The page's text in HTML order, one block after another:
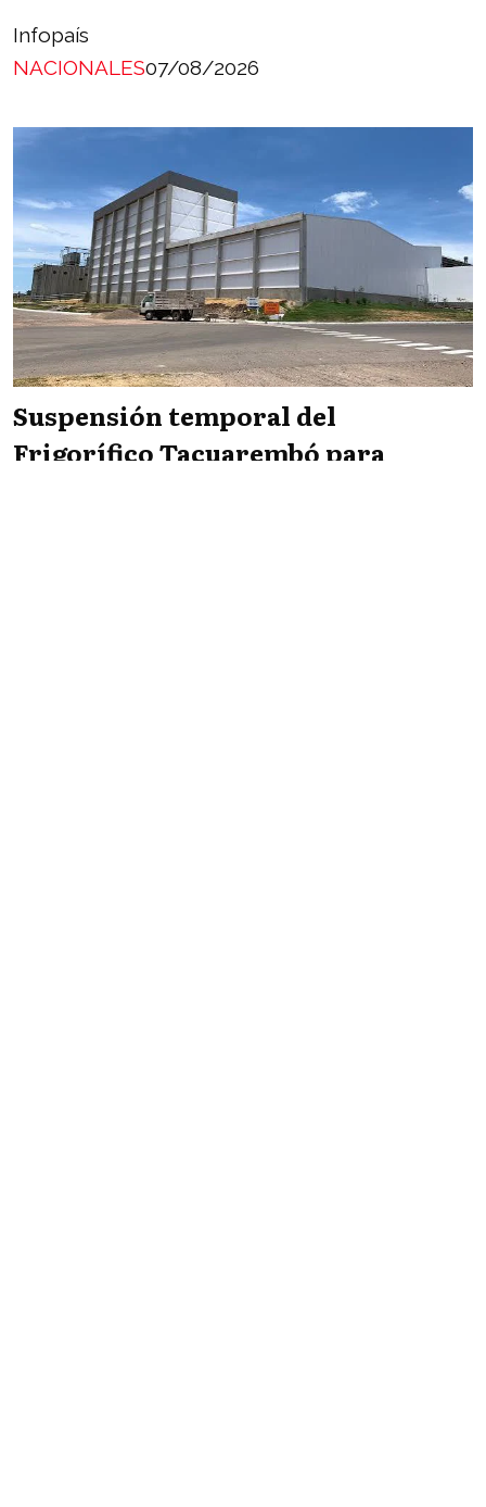
Infopaís
NACIONALES07/08/2026
Suspensión temporal del
Frigorífico Tacuarembó para